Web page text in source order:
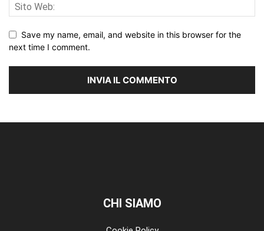
Save my name, email, and website in this browser for the
next time I comment.
CHI SIAMO